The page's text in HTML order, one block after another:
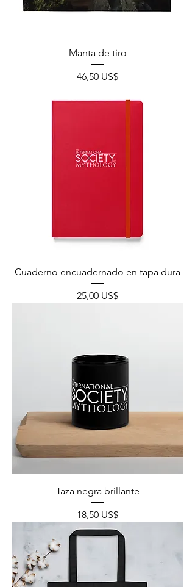
Manta de tiro
Precio
46,50 US$
Cuaderno encuadernado en tapa dura
Precio
25,00 US$
Taza negra brillante
Precio
18,50 US$